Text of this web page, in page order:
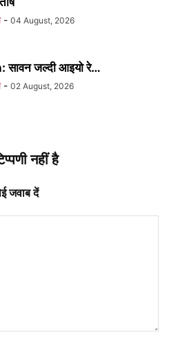
- 04 August, 2026
सावन जल्दी आइयो रे…
- 02 August, 2026
नहीं है
जवाब दें